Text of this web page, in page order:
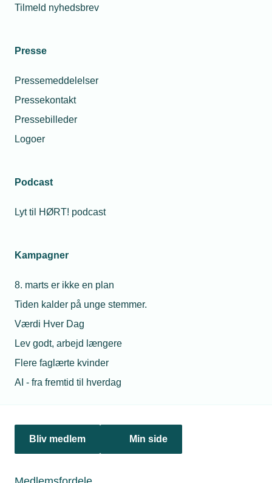
Tilmeld nyhedsbrev
Presse
Pressemeddelelser
Pressekontakt
Pressebilleder
Logoer
Podcast
Lyt til HØRT! podcast
Kampagner
8. marts er ikke en plan
Tiden kalder på unge stemmer.
Værdi Hver Dag
Lev godt, arbejd længere
Flere faglærte kvinder
AI - fra fremtid til hverdag
Bliv medlem Min side
Politik & analyse
jura@tekniq.dk
tekniq@tekniq.dk